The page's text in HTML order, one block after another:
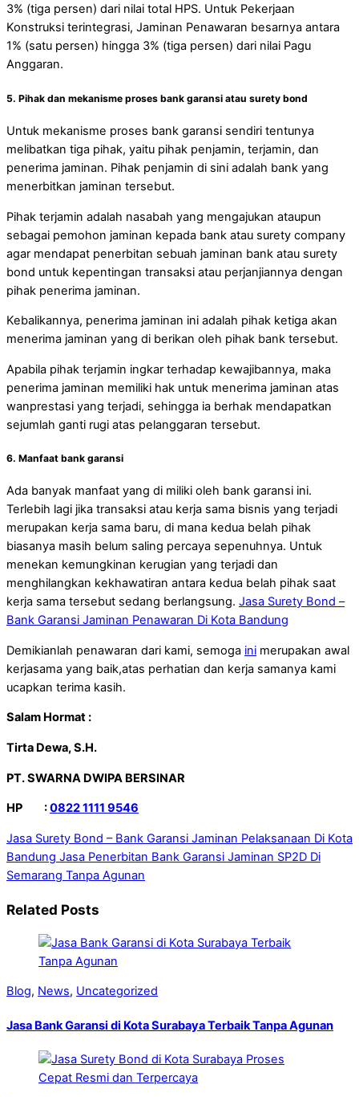
3% (tiga persen) dari nilai total HPS. Untuk Pekerjaan
Konstruksi terintegrasi, Jaminan Penawaran besarnya antara
1% (satu persen) hingga 3% (tiga persen) dari nilai Pagu
Anggaran.
5. Pihak dan mekanisme proses bank garansi atau surety bond
Untuk mekanisme proses bank garansi sendiri tentunya
melibatkan tiga pihak, yaitu pihak penjamin, terjamin, dan
penerima jaminan. Pihak penjamin di sini adalah bank yang
menerbitkan jaminan tersebut.
Pihak terjamin adalah nasabah yang mengajukan ataupun
sebagai pemohon jaminan kepada bank atau surety company
agar mendapat penerbitan sebuah jaminan bank atau surety
bond untuk kepentingan transaksi atau perjanjiannya dengan
pihak penerima jaminan.
Kebalikannya, penerima jaminan ini adalah pihak ketiga akan
menerima jaminan yang di berikan oleh pihak bank tersebut.
Apabila pihak terjamin ingkar terhadap kewajibannya, maka
penerima jaminan memiliki hak untuk menerima jaminan atas
wanprestasi yang terjadi, sehingga ia berhak mendapatkan
sejumlah ganti rugi atas pelanggaran tersebut.
6. Manfaat bank garansi
Ada banyak manfaat yang di miliki oleh bank garansi ini.
Terlebih lagi jika transaksi atau kerja sama bisnis yang terjadi
merupakan kerja sama baru, di mana kedua belah pihak
biasanya masih belum saling percaya sepenuhnya. Untuk
menekan kemungkinan kerugian yang terjadi dan
menghilangkan kekhawatiran antara kedua belah pihak saat
kerja sama tersebut sedang berlangsung. Jasa Surety Bond –
Bank Garansi Jaminan Penawaran Di Kota Bandung
Demikianlah penawaran dari kami, semoga ini merupakan awal
kerjasama yang baik,atas perhatian dan kerja samanya kami
ucapkan terima kasih.
Salam Hormat :
Tirta Dewa, S.H.
PT.SWARNA DWIPA BERSINAR
HP :0822 1111 9546
Jasa Surety Bond – Bank Garansi Jaminan Pelaksanaan Di Kota
Bandung Jasa Penerbitan Bank Garansi Jaminan SP2D Di
Semarang Tanpa Agunan
Related Posts
Blog, News, Uncategorized
Jasa Bank Garansi di Kota Surabaya Terbaik Tanpa Agunan